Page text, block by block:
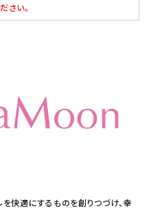
さい。
快適にするものを創りつづけ、幸